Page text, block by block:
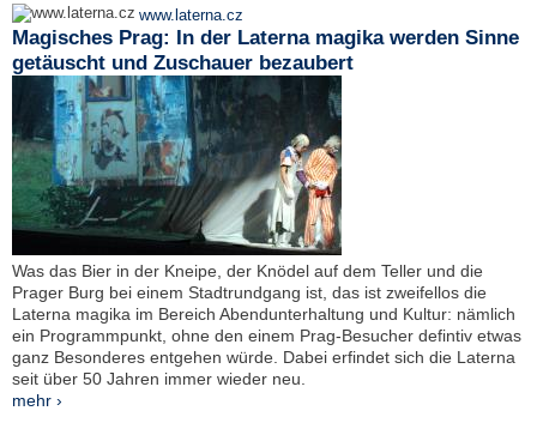
www.laterna.cz
Magisches Prag: In der Laterna magika werden Sinne
getäuscht und Zuschauer bezaubert
Was das Bier in der Kneipe, der Knödel auf dem Teller und die
Prager Burg bei einem Stadtrundgang ist, das ist zweifellos die
Laterna magika im Bereich Abendunterhaltung und Kultur: nämlich
ein Programmpunkt, ohne den einem Prag-Besucher defintiv etwas
ganz Besonderes entgehen würde. Dabei erfindet sich die Laterna
seit über 50 Jahren immer wieder neu.
mehr ›